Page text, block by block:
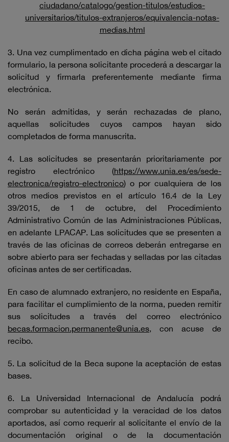
ciudadano/catalogo/gestion-titulos/estudios-
universitarios/titulos-extranjeros/equivalencia-notas-
medias.html
3. Una vez cumplimentado en dicha página web el citado
formulario, la persona solicitante procederá a descargar la
solicitud y firmarla preferentemente mediante firma
electrónica.
No serán admitidas, y serán rechazadas de plano,
aquellas solicitudes cuyos campos hayan sido
completados de forma manuscrita.
4. Las solicitudes se presentarán prioritariamente por
registro electrónico (https://www.unia.es/es/sede-
electronica/registro-electronico) o por cualquiera de los
otros medios previstos en el artículo 16.4 de la Ley
39/2015, de 1 de octubre, del Procedimiento
Administrativo Común de las Administraciones Públicas,
en adelante LPACAP. Las solicitudes que se presenten a
través de las oficinas de correos deberán entregarse en
sobre abierto para ser fechadas y selladas por las citadas
oficinas antes de ser certificadas.
En caso de alumnado extranjero, no residente en España,
para facilitar el cumplimiento de la norma, pueden remitir
sus solicitudes a través del correo electrónico
becas.formacion.permanente@unia.es, con acuse de
recibo.
5. La solicitud de la Beca supone la aceptación de estas
bases.
6. La Universidad Internacional de Andalucía podrá
comprobar su autenticidad y la veracidad de los datos
aportados, así como requerir al solicitante el envío de la
documentación original o de la documentación